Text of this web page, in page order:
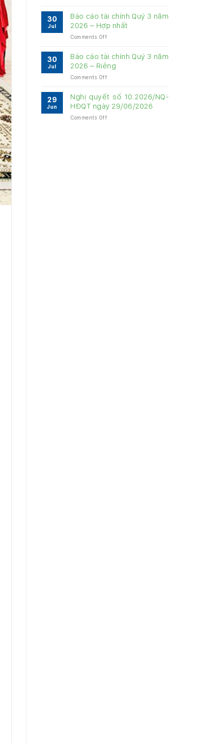
quản
trị
Công
tháng
năm
cáo
quản
trị
6
tháng
năm
30
Jul
Báo cáo tài chính Quý 3 năm
2026 – Hợp nhất
Comments Offon
cáo
chính
năm
2026
–
30
Jul
Báo cáo tài chính Quý 3 năm
2026 – Riêng
Comments Offon
cáo
chính
29
Jun
Nghị quyết số 10.2026/NQ-
HĐQT ngày 29/06/2026
Comments Offon